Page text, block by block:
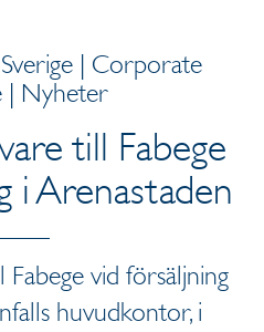
| Corporate
| Nyheter
till Fabege
i Arenastaden
vid försäljning
huvudkontor, i